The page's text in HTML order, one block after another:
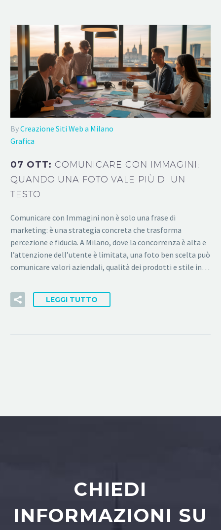
ByCreazione Siti Web a Milano
Grafica
07 OTT:COMUNICARE CON IMMAGINI:
QUANDO UNA FOTO VALE PIÙ DI UN
TESTO
Comunicare con Immagini non è solo una frase di
marketing: è una strategia concreta che trasforma
percezione e fiducia. A Milano, dove la concorrenza è alta e
l’attenzione dell’utente è limitata, una foto ben scelta può
comunicare valori aziendali, qualità dei prodotti e stile in…
LEGGI TUTTO
CHIEDI
INFORMAZIONI SU